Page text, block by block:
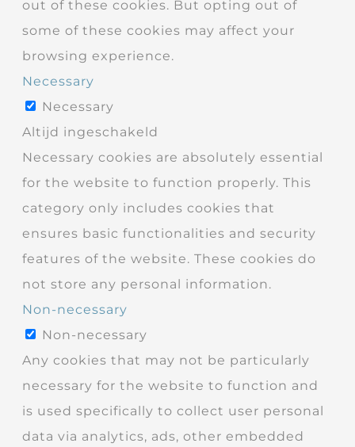
out of these cookies. But opting out of
some of these cookies may affect your
browsing experience.
Necessary
Necessary
Altijd ingeschakeld
Necessary cookies are absolutely essential
for the website to function properly. This
category only includes cookies that
ensures basic functionalities and security
features of the website. These cookies do
not store any personal information.
Non-necessary
Non-necessary
Any cookies that may not be particularly
necessary for the website to function and
is used specifically to collect user personal
data via analytics, ads, other embedded